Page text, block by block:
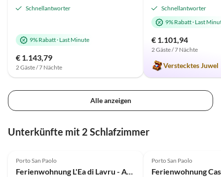
Schnellantworter
9% Rabatt· Last Minute
€ 1.143,79
2 Gäste / 7 Nächte
Schnellantworter
9% Rabatt· Last
€ 1.101,94
2 Gäste / 7 Nächte
Verstecktes Juwel
Alle anzeigen
Unterkünfte mit 2 Schlafzimmer
Porto San Paolo
Ferienwohnung L'Ea di Lavru - Apt 8
Auszeichnung 2025
Porto San Paolo
Ferienwohnung